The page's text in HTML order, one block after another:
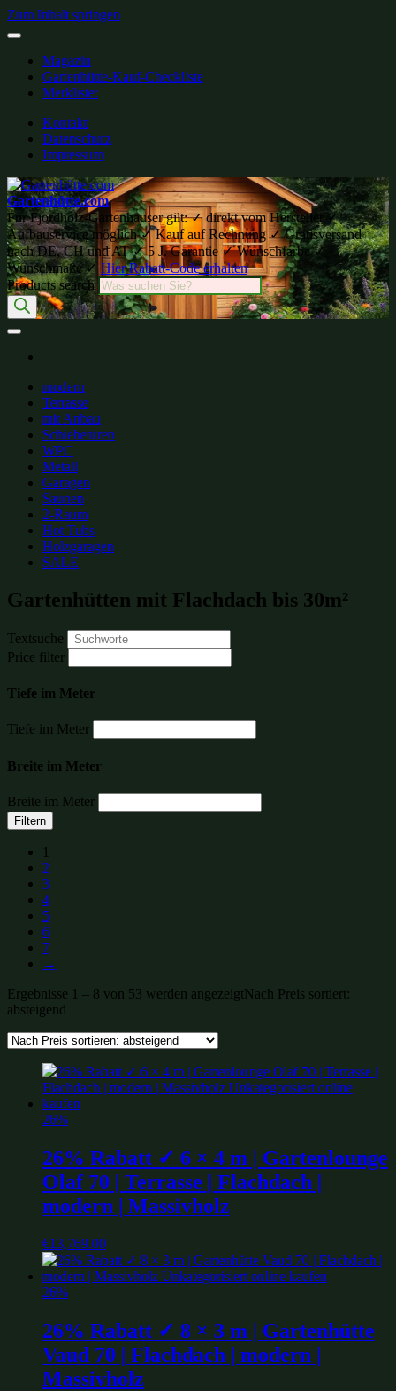
Zum Inhalt springen
Magazin
Gartenhütte-Kauf-Checkliste
Merkliste:
Kontakt
Datenschutz
Impressum
Gartenhütte.com
Für Fjordholz-Gartenhäuser gilt: ✓ direkt vom Hersteller ✓
Aufbauservice möglich ✓ Kauf auf Rechnung ✓ Gratisversand
nach DE, CH und AT ✓ 5 J. Garantie ✓ Wunschfarbe ✓
Wunschmaße ✓Hier Rabatt-Code erhalten
Products search
modern
Terrasse
mit Anbau
Schiebetüren
WPC
Metall
Garagen
Saunen
2-Raum
Hot Tubs
Holzgaragen
SALE
Gartenhütten mit Flachdach bis 30m²
Textsuche
Price filter
Tiefe im Meter
Tiefe im Meter
Breite im Meter
Breite im Meter
Filtern
1
2
3
4
5
6
7
→
Ergebnisse 1 – 8 von 53 werden angezeigtNach Preis sortiert:
absteigend
26%
26% Rabatt ✓ 6 × 4 m | Gartenlounge
Olaf 70 | Terrasse | Flachdach |
modern | Massivholz
€13,769.00
26%
26% Rabatt ✓ 8 × 3 m | Gartenhütte
Vaud 70 | Flachdach | modern |
Massivholz